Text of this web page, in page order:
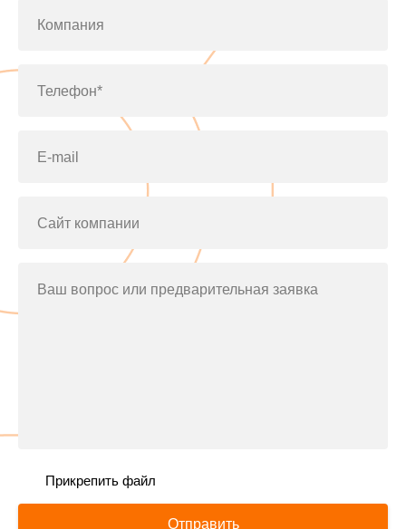
Компания
Телефон*
E-mail
Сайт компании
Ваш вопрос или предварительная заявка
Прикрепить файл
Отправить